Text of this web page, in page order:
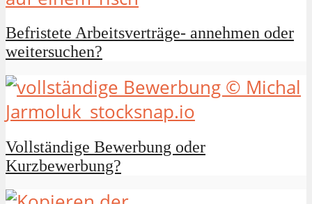
Befristete Arbeitsverträge- annehmen oder
weitersuchen?
Vollständige Bewerbung oder
Kurzbewerbung?